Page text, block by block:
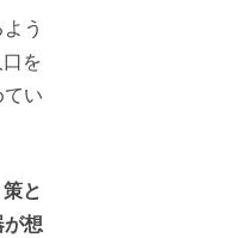
う
を
い
と
が想